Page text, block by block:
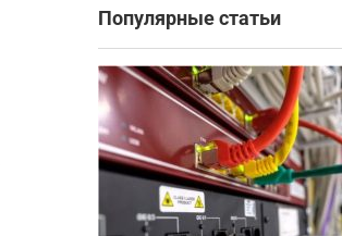
Популярные статьи